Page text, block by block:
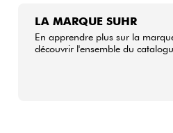
LA MARQUE SUHR
En apprendre plus sur la
découvrir l'ensemble du